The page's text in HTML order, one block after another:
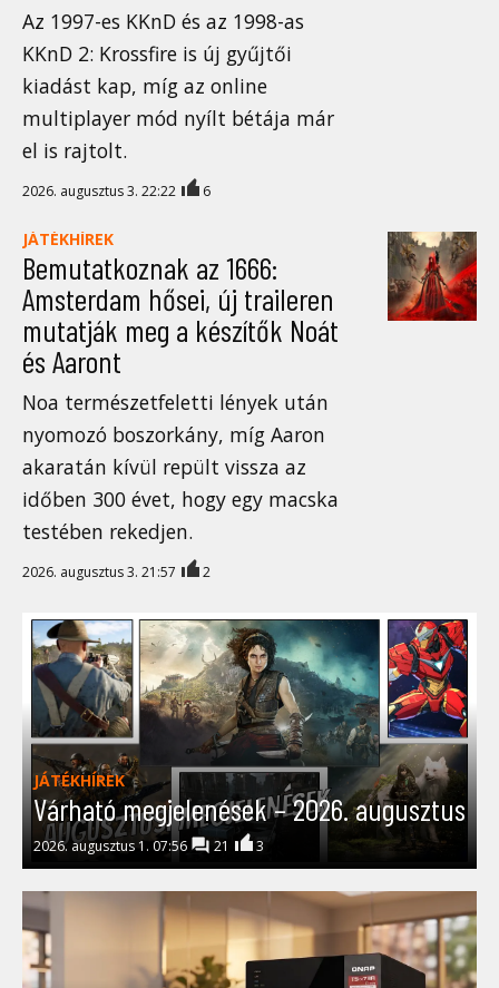
Az 1997-es KKnD és az 1998-as
KKnD 2: Krossfire is új gyűjtői
kiadást kap, míg az online
multiplayer mód nyílt bétája már
el is rajtolt.
2026. augusztus 3. 22:22 6
JÁTÉKHÍREK
Bemutatkoznak az 1666:
Amsterdam hősei, új traileren
mutatják meg a készítők Noát
és Aaront
Noa természetfeletti lények után
nyomozó boszorkány, míg Aaron
akaratán kívül repült vissza az
időben 300 évet, hogy egy macska
testében rekedjen.
2026. augusztus 3. 21:57 2
JÁTÉKHÍREK
Várható megjelenések – 2026. augusztus
2026. augusztus 1. 07:56 21 3